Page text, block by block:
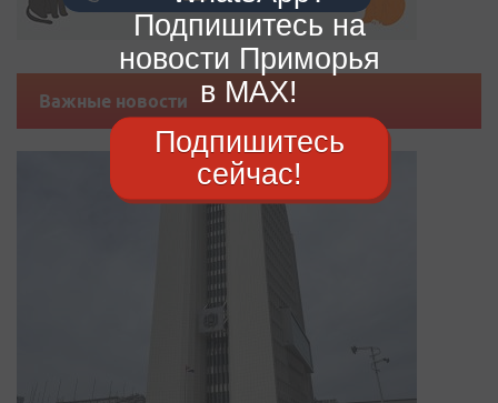
Важные новости
Подпишитесь на
новости Приморья
в MAX!
Подпишитесь
сейчас!